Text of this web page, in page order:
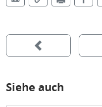
Siehe auch